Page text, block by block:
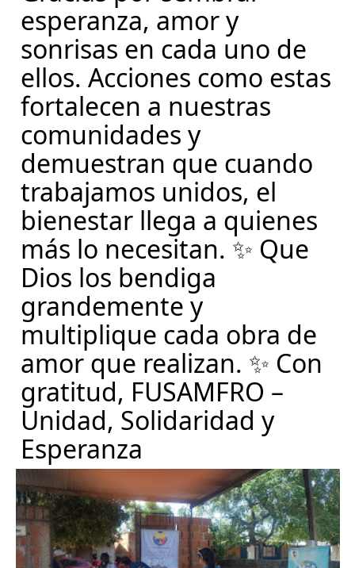
esperanza, amor y
sonrisas en cada uno de
ellos. Acciones como estas
fortalecen a nuestras
comunidades y
demuestran que cuando
trabajamos unidos, el
bienestar llega a quienes
más lo necesitan. ✨ Que
Dios los bendiga
grandemente y
multiplique cada obra de
amor que realizan. ✨ Con
gratitud, FUSAMFRO –
Unidad, Solidaridad y
Esperanza